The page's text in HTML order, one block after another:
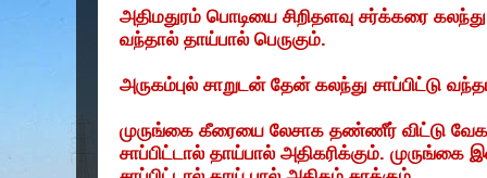
அதிமதுரம் பொடியை சிறிதளவு சர்க்கரை கலந்து
வந்தால் தாய்பால் பெருகும்.
அருகம்புல் சாறுடன் தேன் கலந்து சாப்பிட்டு
முருங்கை கீரையை லேசாக தண்ணீர் விட்டு
சாப்பிட்டால் தாய்பால் அதிகரிக்கும். முருங்கை